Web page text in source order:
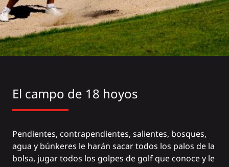
El campo de 18 hoyos
Pendientes, contrapendientes, salientes, bosques,
agua y búnkeres le harán sacar todos los palos de la
bolsa, jugar todos los golpes de golf que conoce y le